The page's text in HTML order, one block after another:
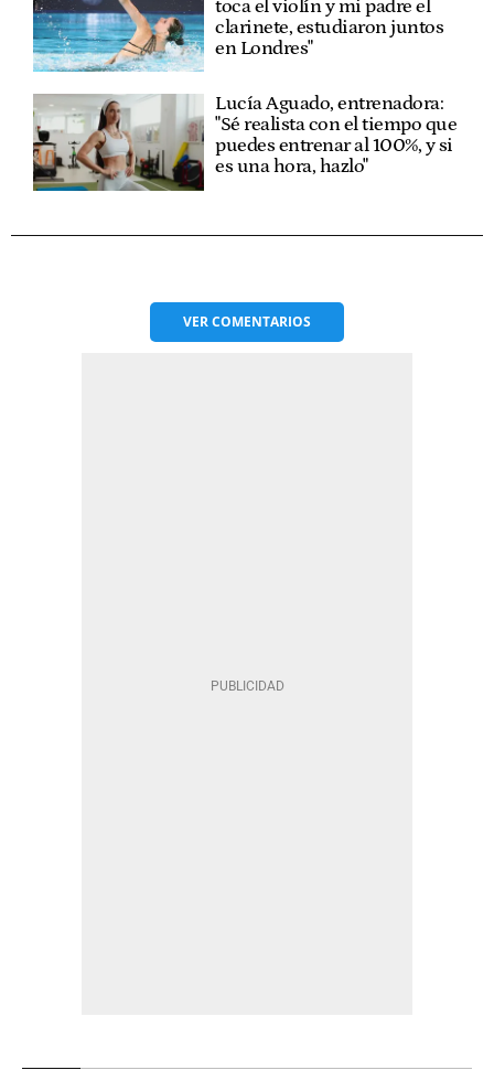
toca el violín y mi padre el
clarinete, estudiaron juntos
en Londres"
Lucía Aguado, entrenadora:
"Sé realista con el tiempo que
puedes entrenar al 100%, y si
es una hora, hazlo"
VERCOMENTARIOS